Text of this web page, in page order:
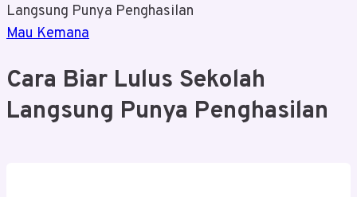
Langsung Punya Penghasilan
Mau Kemana
Cara Biar Lulus Sekolah
Langsung Punya Penghasilan